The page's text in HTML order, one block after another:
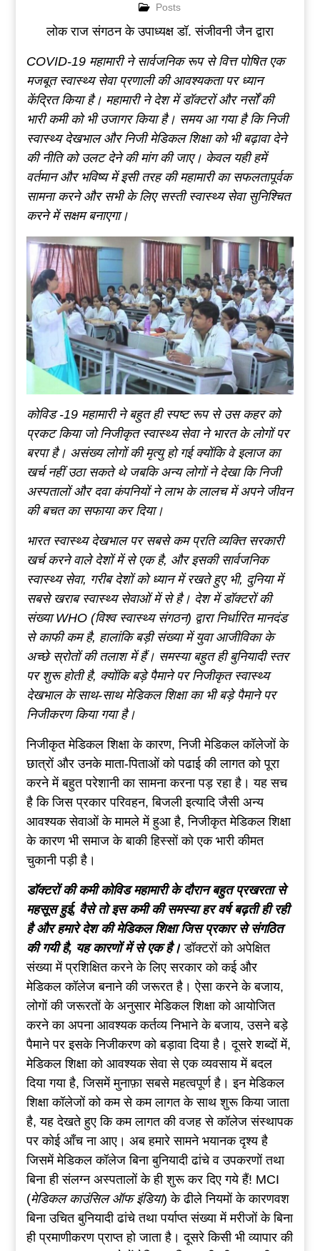
Posts
लोक राज संगठन के उपाध्यक्ष डॉ. संजीवनी जैन द्वारा
COVID-19 महामारी ने सार्वजनिक रूप से वित्त पोषित एक
मजबूत स्वास्थ्य सेवा प्रणाली की आवश्यकता पर ध्यान
केंद्रित किया है। महामारी ने देश में डॉक्टरों और नर्सों की
भारी कमी को भी उजागर किया है। समय आ गया है कि निजी
स्वास्थ्य देखभाल और निजी मेडिकल शिक्षा को भी बढ़ावा देने
की नीति को उलट देने की मांग की जाए। केवल यही हमें
वर्तमान और भविष्य में इसी तरह की महामारी का सफलतापूर्वक
सामना करने और सभी के लिए सस्ती स्वास्थ्य सेवा सुनिश्चित
करने में सक्षम बनाएगा।
कोविड -19 महामारी ने बहुत ही स्पष्ट रूप से उस कहर को
प्रकट किया जो निजीकृत स्वास्थ्य सेवा ने भारत के लोगों पर
बरपा है। असंख्य लोगों की मृत्यु हो गई क्योंकि वे इलाज का
खर्च नहीं उठा सकते थे जबकि अन्य लोगों ने देखा कि निजी
अस्पतालों और दवा कंपनियों ने लाभ के लालच में अपने जीवन
की बचत का सफाया कर दिया।
भारत स्वास्थ्य देखभाल पर सबसे कम प्रति व्यक्ति सरकारी
खर्च करने वाले देशों में से एक है, और इसकी सार्वजनिक
स्वास्थ्य सेवा, गरीब देशों को ध्यान में रखते हुए भी, दुनिया में
सबसे खराब स्वास्थ्य सेवाओं में से है। देश में डॉक्टरों की
संख्या WHO (विश्व स्वास्थ्य संगठन) द्वारा निर्धारित मानदंड
से काफी कम है, हालांकि बड़ी संख्या में युवा आजीविका के
अच्छे स्रोतों की तलाश में हैं। समस्या बहुत ही बुनियादी स्तर
पर शुरू होती है, क्योंकि बड़े पैमाने पर निजीकृत स्वास्थ्य
देखभाल के साथ-साथ मेडिकल शिक्षा का भी बड़े पैमाने पर
निजीकरण किया गया है।
निजीकृत मेडिकल शिक्षा के कारण, निजी मेडिकल कॉलेजों के
छात्रों और उनके माता-पिताओं को पढाई की लागत को पूरा
करने में बहुत परेशानी का सामना करना पड़ रहा है। यह सच
है कि जिस प्रकार परिवहन, बिजली इत्यादि जैसी अन्य
आवश्यक सेवाओं के मामले में हुआ है, निजीकृत मेडिकल शिक्षा
के कारण भी समाज के बाकी हिस्सों को एक भारी कीमत
चुकानी पड़ी है।
डॉक्टरों की कमी कोविड महामारी के दौरान बहुत प्रखरता से
महसूस हुई, वैसे तो इस कमी की समस्या हर वर्ष बढ़ती ही रही
है और हमारे देश की मेडिकल शिक्षा जिस प्रकार से संगठित
की गयी है, यह कारणों में से एक है। डॉक्टरों को अपेक्षित
संख्या में प्रशिक्षित करने के लिए सरकार को कई और
मेडिकल कॉलेज बनाने की जरूरत है। ऐसा करने के बजाय,
लोगों की जरूरतों के अनुसार मेडिकल शिक्षा को आयोजित
करने का अपना आवश्यक कर्तव्य निभाने के बजाय, उसने बड़े
पैमाने पर इसके निजीकरण को बड़ावा दिया है। दूसरे शब्दों में,
मेडिकल शिक्षा को आवश्यक सेवा से एक व्यवसाय में बदल
दिया गया है, जिसमें मुनाफ़ा सबसे महत्वपूर्ण है। इन मेडिकल
शिक्षा कॉलेजों को कम से कम लागत के साथ शुरू किया जाता
है, यह देखते हुए कि कम लागत की वजह से कॉलेज संस्थापक
पर कोई आँच ना आए। अब हमारे सामने भयानक दृश्य है
जिसमें मेडिकल कॉलेज बिना बुनियादी ढांचे व उपकरणों तथा
बिना ही संलग्न अस्पतालों के ही शुरू कर दिए गये हैं! MCI
(मेडिकल काउंसिल ऑफ इंडिया) के ढीले नियमों के कारणवश
बिना उचित बुनियादी ढांचे तथा पर्याप्त संख्या में मरीजों के बिना
ही प्रमाणीकरण प्राप्त हो जाता है। दूसरे किसी भी व्यापार की